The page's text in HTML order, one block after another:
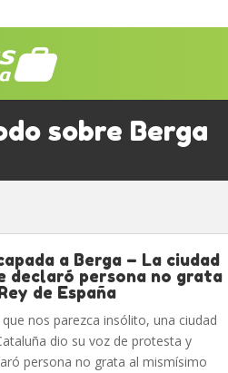
sobre Berga
a Berga – La ciudad
declaró persona no grata
de España
que nos parezca insólito, una ciudad
dio su voz de protesta y
persona no grata al mismísimo